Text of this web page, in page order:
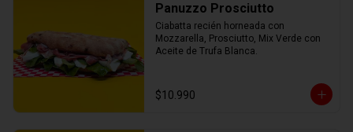
Panuzzo Prosciutto
Ciabatta recién horneada con
Mozzarella, Prosciutto, Mix Verde con
Aceite de Trufa Blanca.
$10.990